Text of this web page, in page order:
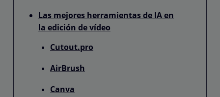
Las mejores herramientas de IA en
la edición de vídeo
Cutout.pro
AirBrush
Canva